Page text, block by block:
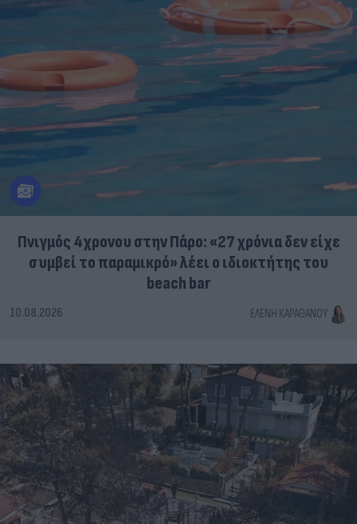
Πνιγμός 4χρονου στην Πάρο: «27 χρόνια δεν είχε
συμβεί το παραμικρό» λέει ο ιδιοκτήτης του
beach bar
10.08.2026 ΕΛΈΝΗ ΚΑΡΑΘΆΝΟΥ